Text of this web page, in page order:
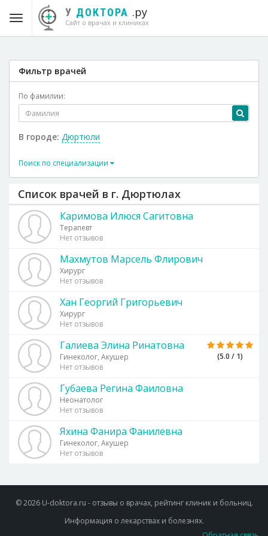
У ДОКТОРА .ру
Сайт о врачах и клиниках
Фильтр врачей
По фамилии:
В городе: Дюртюли
Поиск по специализации
Список врачей в г. Дюртюлах
Каримова Илюся Сагитовна
Терапевт
Нет отзывов
Махмутов Марсель Флирович
Хирург
Нет отзывов
Хан Георгий Григорьевич
Хирург
Нет отзывов
(5.0 / 1)
Галиева Элина Ринатовна
Гинеколог, Акушер
Нет отзывов
Губаева Регина Фаиловна
Неонатолог
Нет отзывов
Яхина Фанира Фанилевна
Гинеколог, Акушер
Нет отзывов
© 2026 U-doktora.ru - отзывы о врачах, рейтинг клиник и больниц.
Информация о лекарствах и болезнях.